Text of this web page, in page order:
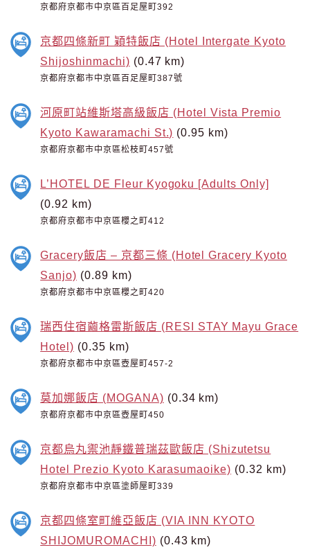
京都府京都市中京區百足屋町392
京都四條新町 穎特飯店 (Hotel Intergate Kyoto
Shijoshinmachi) (0.47 km)
京都府京都市中京區百足屋町387號
河原町站維斯塔高級飯店 (Hotel Vista Premio
Kyoto Kawaramachi St.) (0.95 km)
京都府京都市中京區松枝町457號
L’HOTEL DE Fleur Kyogoku [Adults Only]
(0.92 km)
京都府京都市中京區櫻之町412
Gracery飯店 – 京都三條 (Hotel Gracery Kyoto
Sanjo) (0.89 km)
京都府京都市中京區櫻之町420
瑞西住宿繭格雷斯飯店 (RESI STAY Mayu Grace
Hotel) (0.35 km)
京都府京都市中京區壺屋町457-2
莫加娜飯店 (MOGANA) (0.34 km)
京都府京都市中京區壺屋町450
京都烏丸禦池靜鐵普瑞茲歐飯店 (Shizutetsu
Hotel Prezio Kyoto Karasumaoike) (0.32 km)
京都府京都市中京區塗師屋町339
京都四條室町維亞飯店 (VIA INN KYOTO
SHIJOMUROMACHI) (0.43 km)